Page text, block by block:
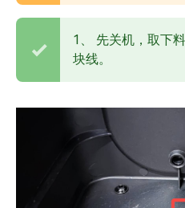
1、 先关机，取下
块线。